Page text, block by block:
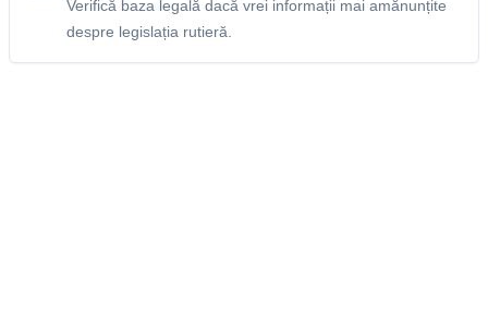
Verifică baza legală dacă vrei informații mai amănunțite
despre legislația rutieră.